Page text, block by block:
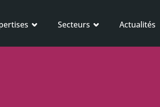
Secteurs Actualités